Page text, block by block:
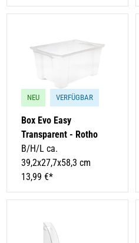
NEU VERFÜGBAR
Box Evo Easy
Transparent - Rotho
B/H/L ca.
39,2x27,7x58,3 cm
13,99 €*